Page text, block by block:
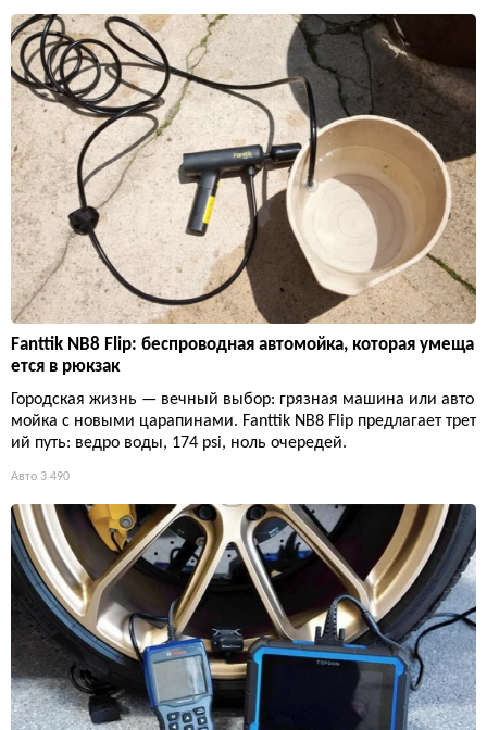
Fanttik NB8 Flip: беспроводная автомойка, которая умеща
ется в рюкзак
Городская жизнь — вечный выбор: грязная машина или авто
мойка с новыми царапинами. Fanttik NB8 Flip предлагает трет
ий путь: ведро воды, 174 psi, ноль очередей.
Авто 3 490